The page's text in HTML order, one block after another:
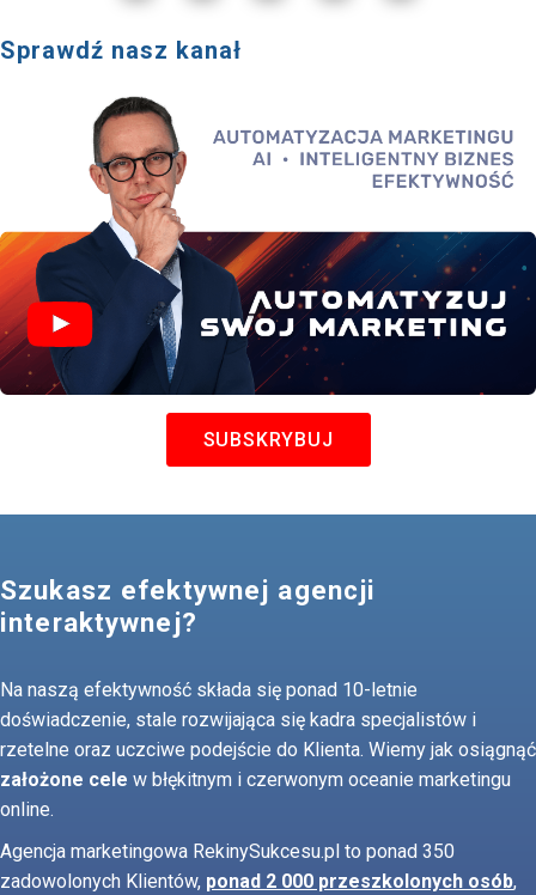
Sprawdź nasz kanał
SUBSKRYBUJ
Szukasz efektywnej agencji
interaktywnej?
Na naszą efektywność składa się ponad 10-letnie
doświadczenie, stale rozwijająca się kadra specjalistów i
rzetelne oraz uczciwe podejście do Klienta. Wiemy jak osiągnąć
założone cele w błękitnym i czerwonym oceanie marketingu
online.
Agencja marketingowa RekinySukcesu.pl to ponad 350
zadowolonych Klientów, ponad 2 000 przeszkolonych osób,